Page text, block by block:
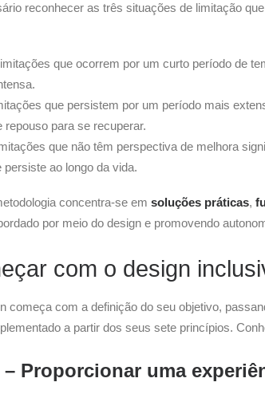
reconhecer as três situações de limitação
que ocorrem por um curto período de
que persistem por um período mais
para se recuperar.
que não têm perspectiva de melhora
ao longo da vida.
concentra-se em soluções práticas,
por meio do design e promovendo
com o design
começa com a definição do seu objetivo,
a partir dos seus sete princípios.
Proporcionar uma